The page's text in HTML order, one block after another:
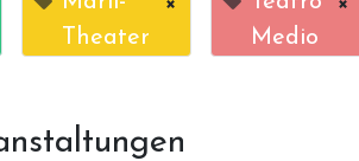
Theater
Medio